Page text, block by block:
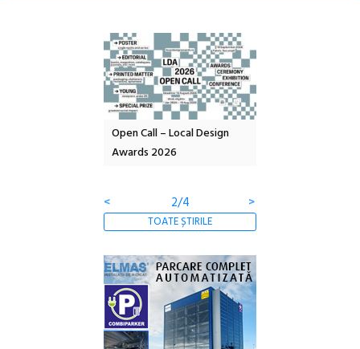
Open Call – Local Design
Awards 2026
<
2/4 >
TOATE ȘTIRILE